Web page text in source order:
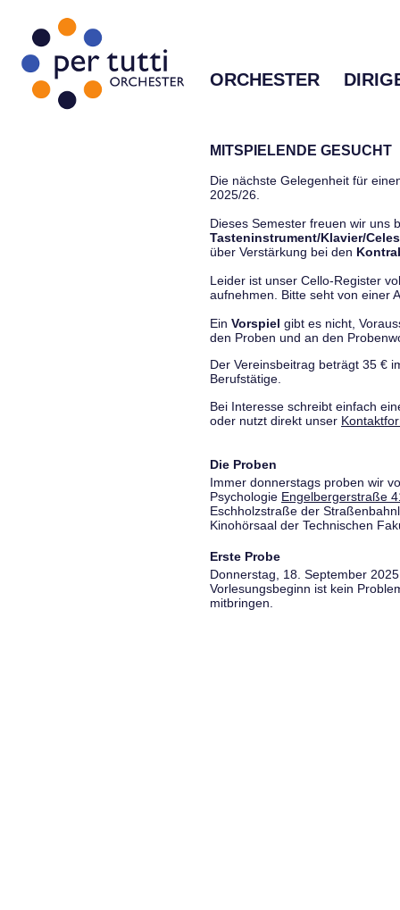
ORCHESTER
MITSPIELENDE GESUCHT
Die nächste Gelegenheit für
2025/26.
Dieses Semester freuen wir uns
Tasteninstrument/Klavier/
über Verstärkung bei den
Leider ist unser Cello-Register
aufnehmen. Bitte seht von einer
Ein Vorspiel gibt es nicht,
den Proben und an den
Der Vereinsbeitrag beträgt 35 €
Berufstätige.
Bei Interesse schreibt einfach
oder nutzt direkt unser
Die Proben
Immer donnerstags proben wir
Psychologie Engelbergerstraße
Eschholzstraße der
Kinohörsaal der Technischen
Erste Probe
Donnerstag, 18. September
Vorlesungsbeginn ist kein
mitbringen.